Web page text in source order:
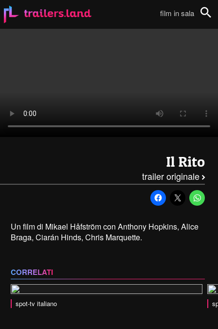
film in sala
Il Rito
trailer originale
Un film di Mikael Håfström con Anthony Hopkins, Alice
Braga, Ciarán Hinds, Chris Marquette.
CORRELATI
spot-tv italiano